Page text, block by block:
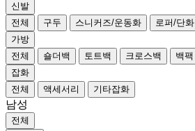
신발
전체
구두 스니커즈/운동화 로퍼/단화
가방
전체
숄더백 토트백 크로스백 백팩
잡화
전체
액세서리 기타잡화
남성
전체